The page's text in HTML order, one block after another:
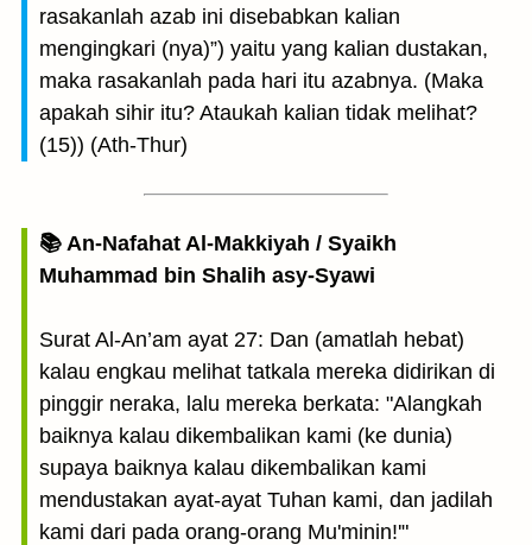
rasakanlah azab ini disebabkan kalian
mengingkari (nya)”) yaitu yang kalian dustakan,
maka rasakanlah pada hari itu azabnya. (Maka
apakah sihir itu? Ataukah kalian tidak melihat?
(15)) (Ath-Thur)
📚 An-Nafahat Al-Makkiyah / Syaikh
Muhammad bin Shalih asy-Syawi
Surat Al-An’am ayat 27: Dan (amatlah hebat)
kalau engkau melihat tatkala mereka didirikan di
pinggir neraka, lalu mereka berkata: "Alangkah
baiknya kalau dikembalikan kami (ke dunia)
supaya baiknya kalau dikembalikan kami
mendustakan ayat-ayat Tuhan kami, dan jadilah
kami dari pada orang-orang Mu'minin!'"